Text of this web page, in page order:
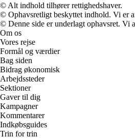
© Alt indhold tilhører rettighedshaver.
© Ophavsretligt beskyttet indhold. Vi er
© Denne side er underlagt ophavsret. Vi
Om os
Vores rejse
Formål og værdier
Bag siden
Bidrag økonomisk
Arbejdssteder
Sektioner
Gaver til dig
Kampagner
Kommentarer
Indkøbsguides
Trin for trin